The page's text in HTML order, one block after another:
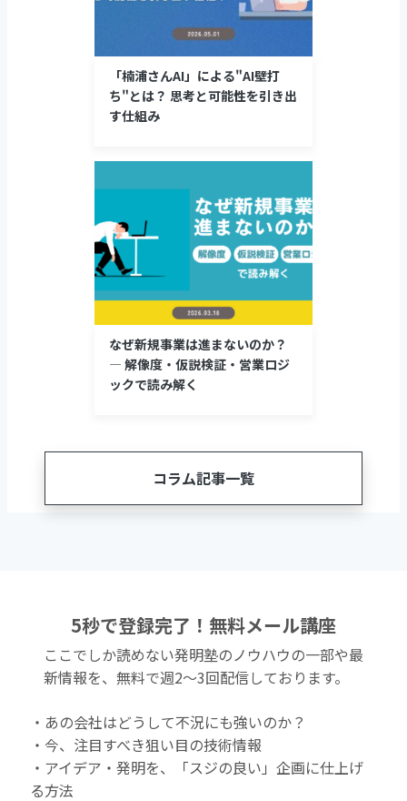
「楠浦さんAI」による"AI壁打
ち"とは？ 思考と可能性を引き出
す仕組み
なぜ新規事業は進まないのか？
― 解像度・仮説検証・営業ロジ
ックで読み解く
コラム記事一覧
5秒で登録完了！無料メール講座
ここでしか読めない発明塾のノウハウの一部や最
新情報を、無料で週2〜3回配信しております。
・あの会社はどうして不況にも強いのか？
・今、注目すべき狙い目の技術情報
・アイデア・発明を、「スジの良い」企画に仕上げ
る方法